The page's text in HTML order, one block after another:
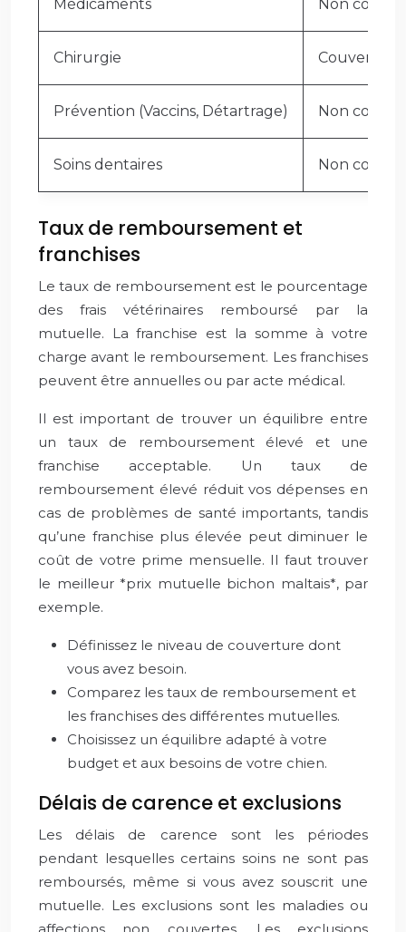
Médicaments Non
Chirurgie
Prévention (Vaccins, Détartrage) Non
Soins dentaires Non
Taux de remboursement et
franchises
Le taux de remboursement est le pourcentage
des frais vétérinaires remboursé par la
mutuelle. La franchise est la somme à votre
charge avant le remboursement. Les franchises
peuvent être annuelles ou par acte médical.
Il est important de trouver un équilibre entre
un taux de remboursement élevé et une
franchise acceptable. Un taux de
remboursement élevé réduit vos dépenses en
cas de problèmes de santé importants, tandis
qu’une franchise plus élevée peut diminuer le
coût de votre prime mensuelle. Il faut trouver
le meilleur *prix mutuelle bichon maltais*, par
exemple.
Définissez le niveau de couverture dont
vous avez besoin.
Comparez les taux de remboursement et
les franchises des différentes mutuelles.
Choisissez un équilibre adapté à votre
budget et aux besoins de votre chien.
Délais de carence et exclusions
Les délais de carence sont les périodes
pendant lesquelles certains soins ne sont pas
remboursés, même si vous avez souscrit une
mutuelle. Les exclusions sont les maladies ou